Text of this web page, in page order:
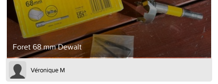
Foret 68 mm Dewalt
Véronique M